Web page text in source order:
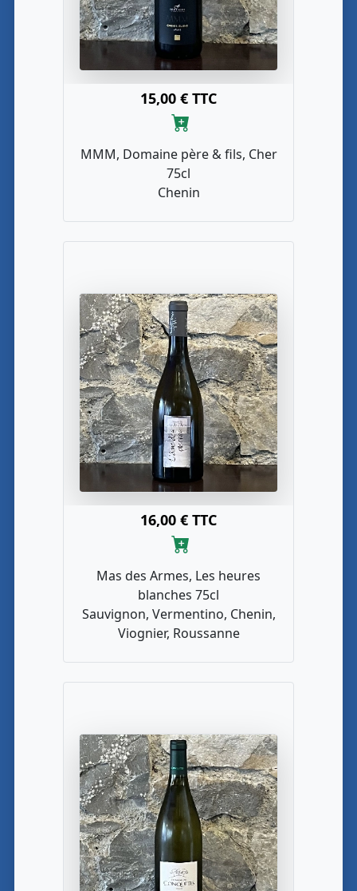
15,00 € TTC
MMM, Domaine père & fils, Cher
75cl
Chenin
16,00 € TTC
Mas des Armes, Les heures
blanches 75cl
Sauvignon, Vermentino, Chenin,
Viognier, Roussanne